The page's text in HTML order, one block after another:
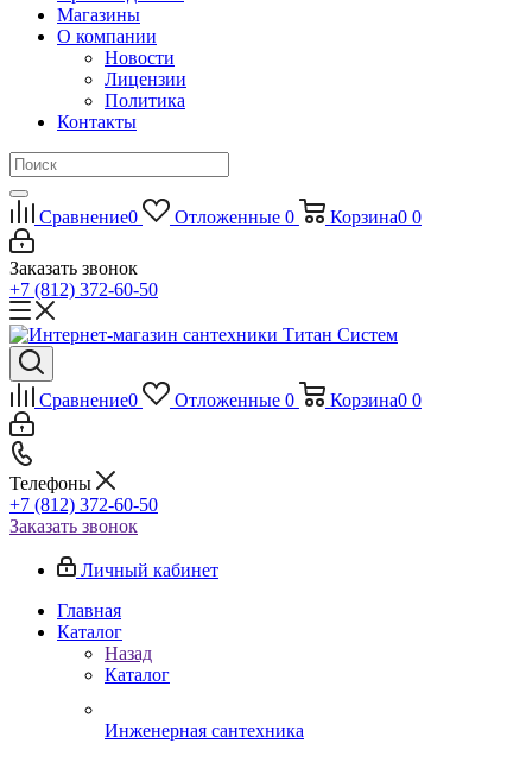
Магазины
О компании
Новости
Лицензии
Политика
Контакты
Сравнение0 Отложенные 0 Корзина0 0
Заказать звонок
+7 (812) 372-60-50
Сравнение0 Отложенные 0 Корзина0 0
Телефоны
+7 (812) 372-60-50
Заказать звонок
Личный кабинет
Главная
Каталог
Назад
Каталог
Инженерная сантехника